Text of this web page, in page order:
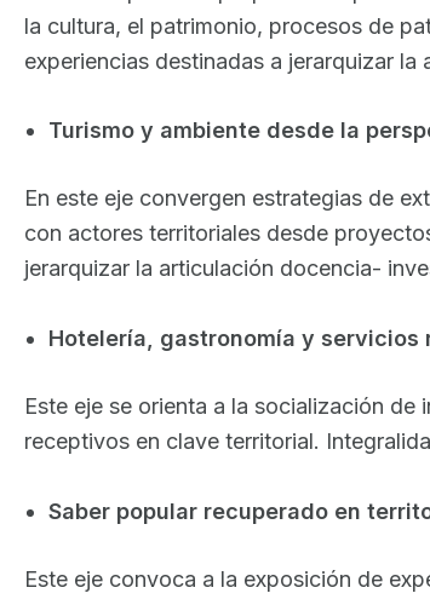
la cultura, el patrimonio, procesos de
experiencias destinadas a jerarquizar
Turismo y ambiente desde la
En este eje convergen estrategias de
con actores territoriales desde
jerarquizar la articulación docencia-
Hotelería, gastronomía y
Este eje se orienta a la socialización
receptivos en clave territorial.
Saber popular recuperado en
Este eje convoca a la exposición de